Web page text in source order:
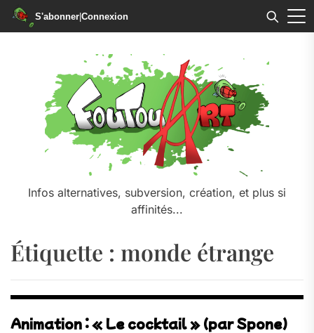
S'abonner|Connexion
Infos alternatives, subversion, création, et plus si
affinités...
Étiquette : monde étrange
Animation : « Le cocktail » (par Spone)